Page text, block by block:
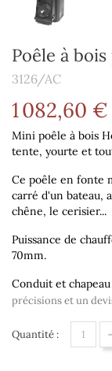
Poêle à
3126/AC
1 082,60 €
Mini poêle à bois
tente, yourte et
Ce poêle en fonte
carré d'un bateau,
chêne, le cerisier...
Puissance de
70mm.
Conduit et
précisions et un
Quantité :